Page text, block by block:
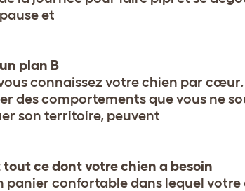
et
plan B
connaissez votre chien par
des comportements que vous ne
son territoire, peuvent
ce dont votre chien a besoin
panier confortable dans lequel votre